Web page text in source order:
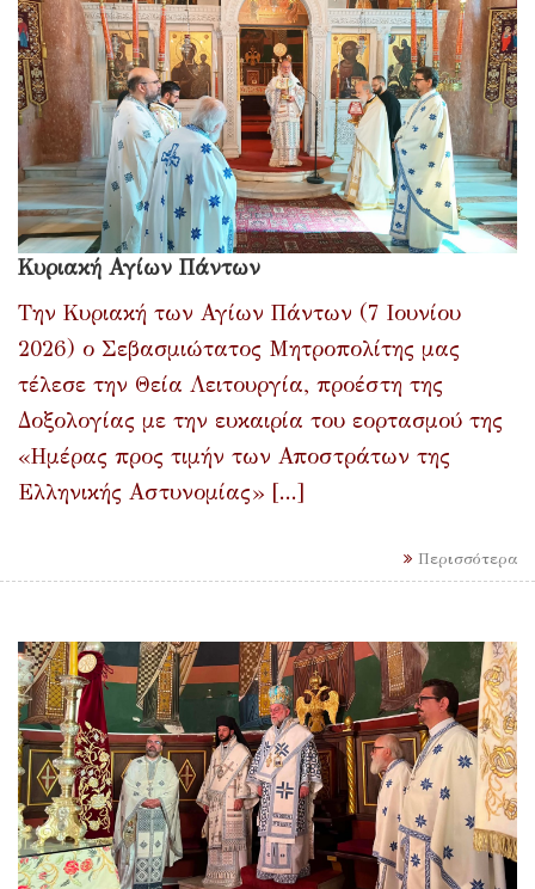
Κυριακή Αγίων Πάντων
Την Κυριακή των Αγίων Πάντων (7 Ιουνίου
2026) ο Σεβασμιώτατος Μητροπολίτης μας
τέλεσε την Θεία Λειτουργία, προέστη της
Δοξολογίας με την ευκαιρία του εορτασμού της
«Ημέρας προς τιμήν των Αποστράτων της
Ελληνικής Αστυνομίας» [...]
Περισσότερα